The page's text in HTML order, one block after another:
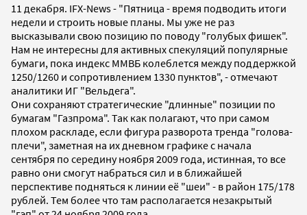
11 декабря. IFX-News - "Пятница - время подводить итоги
недели и строить новые планы. Мы уже не раз
высказывали свою позицию по поводу "голубых фишек".
Нам не интересны для активных спекуляций популярные
бумаги, пока индекс ММВБ колеблется между поддержкой
1250/1260 и сопротивлением 1330 пунктов", - отмечают
аналитики ИГ "Вельдега".
Они сохраняют стратегические "длинные" позиции по
бумагам "Газпрома". Так как полагают, что при самом
плохом раскладе, если фигура разворота тренда "голова-
плечи", заметная на их дневном графике с начала
сентября по середину ноября 2009 года, истинная, то все
равно они смогут набраться сил и в ближайшей
перспективе подняться к линии её "шеи" - в район 175/178
рублей. Тем более что там располагается незакрытый